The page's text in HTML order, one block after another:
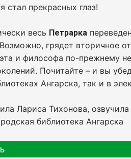
стал прекрасных глаз!
весь Петрарка
грядет вторичное
и философа по-прежнему
Почитайте – и вы
Ангарска, так и в
Лариса Тихонова,
библиотека Ангарска